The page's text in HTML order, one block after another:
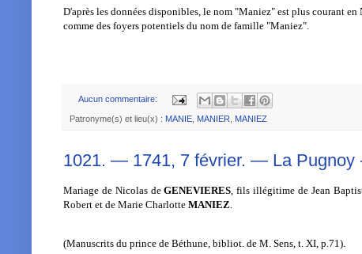
D'après les données disponibles, le nom "Maniez" est plus courant
comme des foyers potentiels du nom de famille "Maniez".
Aucun commentaire:
Patronyme(s) et lieu(x) : MANIE MANIER MANIEZ
1021. — 1741, 7 février. — La Pugnoy
Mariage de Nicolas deGENEVIERES , fils illégitime de Jean
Robert et de Marie Charlotte MANIEZ
(Manuscrits du prince de Béthune, bibliot. de M. Sens, t. XI, p.71).